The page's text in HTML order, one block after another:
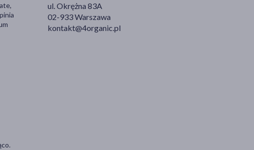
ul. Okrężna 83A
02-933 Warszawa
kontakt@4organic.pl